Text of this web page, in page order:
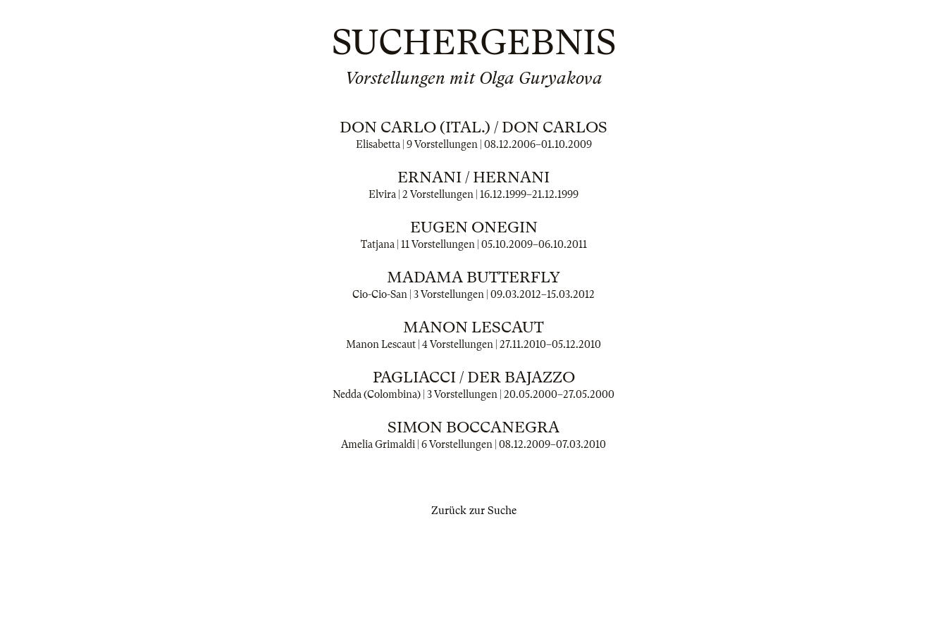
SUCHERGEBNIS
Vorstellungen mit Olga Guryakova
DON CARLO (ITAL.) / DON CARLOS
Elisabetta | 9 Vorstellungen | 08.12.2006–01.10.2009
ERNANI / HERNANI
Elvira | 2 Vorstellungen | 16.12.1999–21.12.1999
EUGEN ONEGIN
Tatjana | 11 Vorstellungen | 05.10.2009–06.10.2011
MADAMA BUTTERFLY
Cio-Cio-San | 3 Vorstellungen | 09.03.2012–15.03.2012
MANON LESCAUT
Manon Lescaut | 4 Vorstellungen | 27.11.2010–05.12.2010
PAGLIACCI / DER BAJAZZO
Nedda (Colombina) | 3 Vorstellungen | 20.05.2000–27.05.2000
SIMON BOCCANEGRA
Amelia Grimaldi | 6 Vorstellungen | 08.12.2009–07.03.2010
Zurück zur Suche